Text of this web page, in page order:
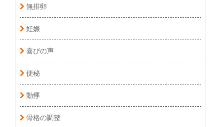
無排卵
妊娠
喜びの声
便秘
動悸
骨格の調整